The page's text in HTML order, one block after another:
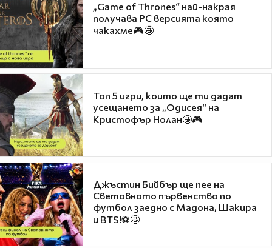
„Game of Thrones“ най-накрая
получава PC версията която
чакахме🎮🤩
Топ 5 игри, които ще ти дадат
усещането за „Одисея“ на
Кристофър Нолан🤩🎮
Джъстин Бийбър ще пее на
Световното първенство по
футбол заедно с Мадона, Шакира
и BTS!⚽🤩